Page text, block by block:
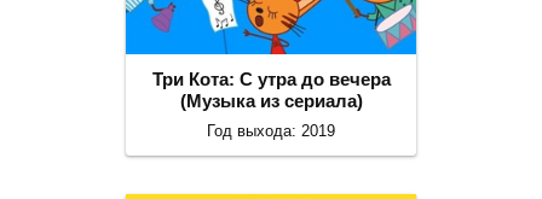
Три Кота: С утра до вечера
(Музыка из сериала)
Год выхода: 2019